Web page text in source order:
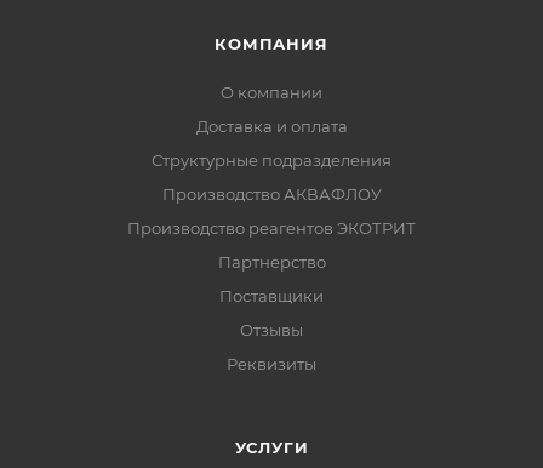
КОМПАНИЯ
О компании
Доставка и оплата
Структурные подразделения
Производство АКВАФЛОУ
Производство реагентов ЭКОТРИТ
Партнерство
Поставщики
Отзывы
Реквизиты
УСЛУГИ